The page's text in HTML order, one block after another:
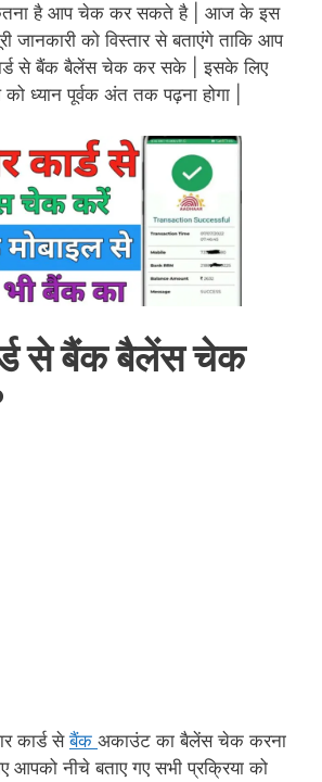
है आप चेक कर सकते है | आज के इस
जानकारी को विस्तार से बताएंगे ताकि आप
से बैंक बैलेंस चेक कर सके | इसके लिए
ध्यान पूर्वक अंत तक पढ़ना होगा |
से बैंकबैलेंस चेक
कार्ड सेबैंक अकाउंट का बैलेंस चेक करना
आपको नीचे बताए गए सभी प्रक्रिया को